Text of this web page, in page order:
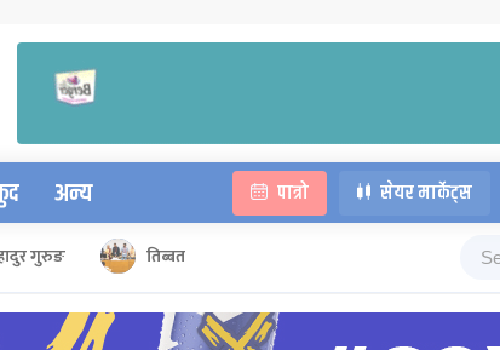
अन्य पात्रो सेयर मार्केट्स
गुरुङ तिब्बत